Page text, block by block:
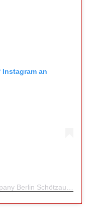
an
Ein Beitrag geteilt von Caravan Company Berlin Schötzau & Sohn (@caravan_company_berlin)